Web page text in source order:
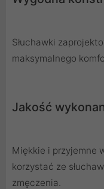
Słuchawki
maksymalnego
Jakość
Miękkie i przyjemne
korzystać ze
zmęczenia.